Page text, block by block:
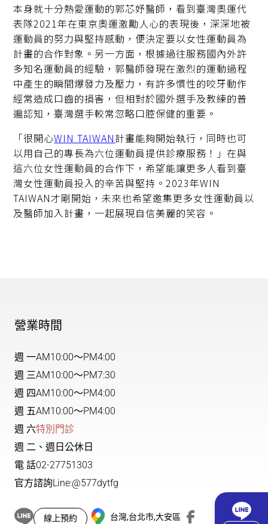
本身就十分熱愛運動的郭芯妤醫師，看到臺灣奧運代
表隊2021年在東京奧運激勵人心的表現後，深深地被
運動員的努力與堅持感動，便決定要以女性運動員為
計畫的合作對象。另一方面，根據過往服務國內外許
多知名運動員的經驗，郭醫師發現在激烈的運動過程
中產生的瞬間爆發力及壓力，有許多慣性的咬牙動作
經常造成口齒的損害，但相對於國外選手及教練的普
遍認知，臺灣選手較常忽略口腔保健的重要。
「很開心WIN TAIWAN計畫能夠開始執行，同時也可
以用自己的專長為六位運動員提供診療服務！」在與
這六位女性運動員的合作下，希望能讓更多人看到臺
灣女性運動員投入的辛苦與堅持。2023年WIN
TAIWAN才剛開始，未來也希望邀集更多女性運動員以
及醫師加入計畫，一起展現自信美麗的笑容。
營業時間
週 一AM10:00～PM4:00
週 三AM10:00～PM7:30
週 四AM10:00～PM4:00
週 五AM10:00～PM4:00
週 六特別門診
週 二、週日公休日
電 話02-27751303
官方諮詢Line:@577dytfg
線上預約 台灣,台北市,大安區